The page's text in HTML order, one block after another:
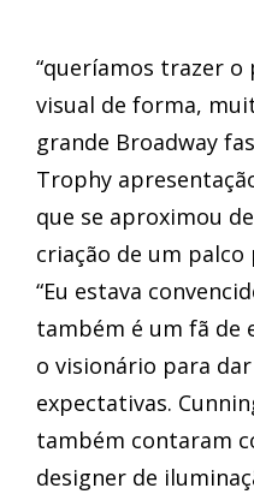
“queríamos trazer
visual de forma,
grande Broadway
Trophy
que se aproximou
criação de um palco
“Eu estava
também é um fã de
o visionário para
expectativas.
também contaram
designer de